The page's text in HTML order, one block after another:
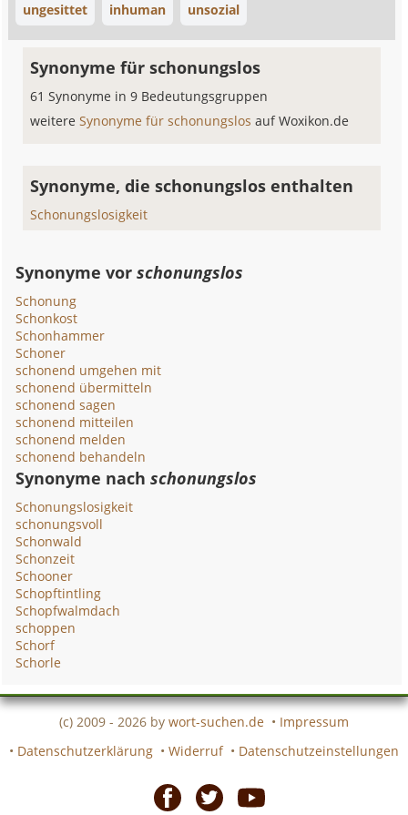
ungesittet inhuman unsozial
Synonyme für schonungslos
61 Synonyme in 9 Bedeutungsgruppen
weitereSynonyme für schonungslosauf Woxikon.de
Synonyme, die schonungslos enthalten
Schonungslosigkeit
Synonyme vorschonungslos
Schonung
Schonkost
Schonhammer
Schoner
schonend umgehen mit
schonend übermitteln
schonend sagen
schonend mitteilen
schonend melden
schonend behandeln
Synonyme nachschonungslos
Schonungslosigkeit
schonungsvoll
Schonwald
Schonzeit
Schooner
Schopftintling
Schopfwalmdach
schoppen
Schorf
Schorle
(c) 2009 - 2026 by wort-suchen.de • Impressum
• Datenschutzerklärung • Widerruf • Datenschutzeinstellungen